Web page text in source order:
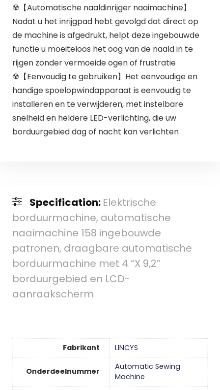
☢【Automatische naaldinrijger naaimachine】
Nadat u het inrijgpad hebt gevolgd dat direct op
de machine is afgedrukt, helpt deze ingebouwde
functie u moeiteloos het oog van de naald in te
rijgen zonder vermoeide ogen of frustratie
☢【Eenvoudig te gebruiken】Het eenvoudige en
handige spoelopwindapparaat is eenvoudig te
installeren en te verwijderen, met instelbare
snelheid en heldere LED-verlichting, die uw
borduurgebied dag of nacht kan verlichten
Specification: Elektrische
borduurmachine, automatische
naaimachine 158 ingebouwde
patronen, draagbare automatische
borduurmachine met 4 “X 9,2”
borduurgebied en LCD-
aanraakscherm
Fabrikant ‎LINCYS
Onderdeelnummer
‎Automatic Sewing
Machine